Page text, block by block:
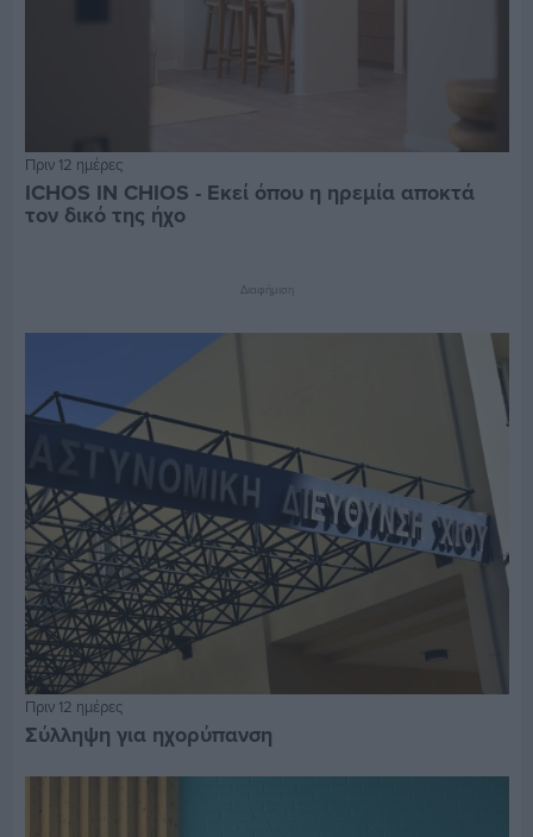
Πριν 12 ημέρες
ICHOS IN CHIOS - Εκεί όπου η ηρεμία αποκτά
τον δικό της ήχο
Διαφήμιση
Πριν 12 ημέρες
Σύλληψη για ηχορύπανση